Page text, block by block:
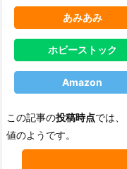
あみあみ
ホビーストック
Amazon
この記事の投稿時点では、
値のようです。